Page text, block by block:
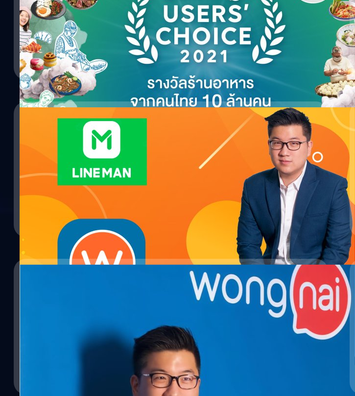
LINE MAN Wongnai ผู้นำแพลตฟอร์มออนดีมานด์และข้อมูลร้านอาหารสัญชาติไทย เปิดโผรางวัลสุดยอด
ร้านอาหารแห่งปีของคนไทย เพื่อคนไทย “LINE MAN Wongnai Users’ Choice 2021” กับ 680 ร้านอาหาร
จากกว่า 70 จังหวัดทั่วไทยครบทุกประเภทร้านอาหารตั้งแต่สตรีทฟู้ดไปจนถึงร้านไฟน์ไดน์นิง ที่ผ่านเกณฑ์
การคัดเลือกอย่างเข้มงวดจากรีวิว เรตติ้ง และยอดออร์เดอร์จากนักกินตัวจริงเสียงจริงบนแอปฯ LINE
MAN และ Wongnai กว่า 10 ล้านคนในปีที่ผ่านมา พร้อมประกาศท็อปลิสต์รางวัลพิเศษครั้งแรกในสาขา Top
Delivery และ Top Experience รวม 30 ร้านที่การันตีมาตรฐานและคุณภาพที่ควรค่าแก่การลิ้มลองสักครั้ง
ในชีวิต ไฮไลท์สำคัญสำหรับ LINE MAN Wongnai Users’ Choice 2021 คือครั้งแรกของการประกาศท็อปลิ
สต์รางวัลพิเศษให้แก่ 30 ร้านที่เป็น “ที่สุด” ของแต่ละประเภทร้านอาหารจากจำนวนทั้งหมด 680 ร้าน ได้แก่
รางวัล Top Delivery และ รางวัล Top Experience นำทีมมอบรางวัลโดย ยอด ชินสุภัคกุล ประธานเจ้าหน้าที่
บริหาร, เอกลักษณ์ วิริยะโกวิทยา ประธานเจ้าหน้าที่ฝ่ายปฏิบัติการ Lifestyle & Solution Services และ วรา
นันท์ ช่วงฉ่ำ ผู้อำนวยการฝ่ายการตลาด On-Demand Services LINE MAN Wongnai Users’ Choice Top
Delivery “ที่สุด” ของร้านอาหารเดลิเวอรี การันตีจากยอดออร์เดอร์ในปี 2020 ผ่านแอปพลิเคชัน LINE
MAN ในฐานะร้านอาหารที่มียอดขายสูงที่สุดในแต่ละประเภทร้านอาหาร รวม 15 รางวัล ได้แก่ สุดยอดร้าน
สตรีทฟู้ด - ซ้งเป็ดพะโล้สุดยอดร้านไก่ทอดขายดี - KFCสุดยอดร้านอาหารเกาหลีขายดี - Bonchonสุดยอด
ร้านกาแฟขายดี - Cafe Amazonสุดยอดร้านชานมขายดี -…
ทีมคอนเทนต์ BT| 1980 days ago
Read More
06/08/2020
“ยอด ชินสุภัคกุล” เตรียมรับตำแหน่งซีอีโอ LINE MAN Wongnai
LINE คอร์ปอเรชัน ประกาศเลือก “ยอด ชินสุภัคกุล” ให้ขึ้นดำรงตำแหน่ง ประธานเจ้าหน้าที่บริหาร หรือ ซีอี
โอ บริษัท LINE MAN Wongnai บริษัทใหม่ที่เกิดจากการควบรวมกิจการระหว่าง “ไลน์แมน” แอปพลิเคชัน
แพลตฟอร์มออนดีมานด์ชั้นนำของไทย และ “วงใน” แพลตฟอร์มรีวิวและค้นหาร้านอาหารชั้นนำของประเทศ
มีผลในช่วงเดือนกันยายน 2563* โดย “ยอด” จะรับหน้าที่บริหารจัดการธุรกิจและการปฏิบัติการต่างๆ ของ
บริษัท อึนจอง ลี หัวหน้าฝ่ายบริหารธุรกิจ เอเชียตะวันออกเฉียงใต้ ไลน์ พลัส คอร์ปอเรชั่น กล่าวว่า “จาก
การดำเนินธุรกิจตลอด 4 ปีที่ผ่านมา LINE MAN พิสูจน์ตัวเองในฐานะ ‘ผู้ช่วยเบอร์หนึ่ง’ ของคนไทย และเป็น
ผู้เล่นสำคัญในธุรกิจ O2O ของประเทศไทย เรายังคงมุ่งมั่นที่จะสร้างธุรกิจให้เติบโตขึ้นไปเรื่อยๆ เพื่อเป็นส่วน
หนึ่งของการดำเนินชีวิตประจำวันของคนไทย ด้วยเงินลงทุนมูลค่า 3,300 ล้านบาท (110 ล้านเหรียญสหรัฐฯ)
“สู้ไปด้วยกันเราจะรอดกันหมด” Wongnai เตรียมมาตรการช่วยเหลือร้าน
อาหารและพาร์ตเนอร์ท่ามกลาง Covid-19 ระบาด
ท่ามกลางไวรัส Covid-19 ระบาดธุรกิจทุกภาคส่วนมีการปรับตัวเพื่อให้เข้ากับสถานการณ์ หลาย ๆ บริษัทเริ่ม
มีการ Work From Home กันบ้างแล้ว สถานบันเทิง สถานบริการต่าง ๆ งดให้บริการชั่วคราวในช่วงนี้ ผู้คน
เริ่มที่จะกักตัวเองอยู่ในบ้าน ธุรกิจร้านอาหารได้รับผลกระทบอย่างมากเพราะคนหลีกเลี่ยงความเสี่ยงโดยการ
ออกจากบ้านน้อยลง ไม่กล้าออกไปใช้บริการ คุณยอด ชินสุภัคกุล, CEO & Co-Founder, Wongnai กำลัง
พยายามช่วยเหลือสมาชิกของ Wongnai อย่างเต็มที่ โดยเตรียมมาตรการช่วยเหลือสนับสนุน ร้านอาหารผ่าน
ช่องทางต่าง ๆ รวมถึง LINE MAN ที่เป็นพาร์ตเนอร์ดังต่อไปนี้ เพิ่มช่องทางเพื่อช่วยโปรโมตเมนู Delivery
มากขึ้น พยายามทำให้ร้านอาหารใหม่ๆ ขึ้นระบบ delivery ได้เร็วที่สุดภายใน 7 วัน พัฒนาฟีเจอร์ Pick-up